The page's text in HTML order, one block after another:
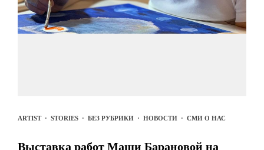
ARTIST· STORIES · БЕЗ РУБРИКИ · НОВОСТИ · СМИ О НАС
Выставка работ Маши Барановой на